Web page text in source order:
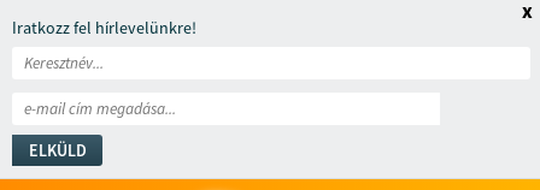
Iratkozz fel hírlevelünkre!
ELKÜLD
x